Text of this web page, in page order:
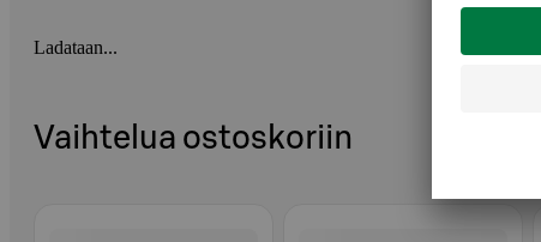
Ladataan...
Vaihtelua ostoskoriin